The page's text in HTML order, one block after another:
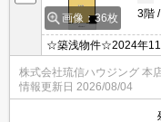
画像：36枚
3階
☆築浅物件☆2024年11
ター2基付き♪嬉しい設
株式会社琉信ハウジング 本
情報更新日 2026/08/04